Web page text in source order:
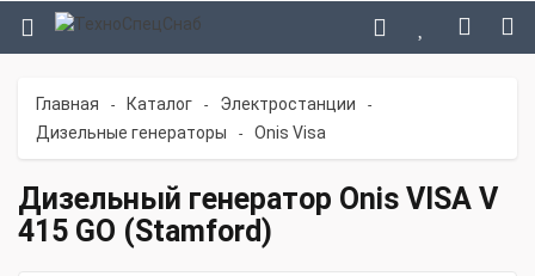
Главная - Каталог - Электростанции -
Дизельные генераторы - Onis Visa
Дизельный генератор Onis VISA V
415 GO (Stamford)